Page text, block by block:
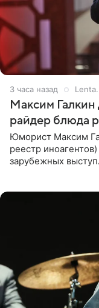
3 часа назад
Максим
райдер блюда
Юморист Максим
реестр
зарубежных